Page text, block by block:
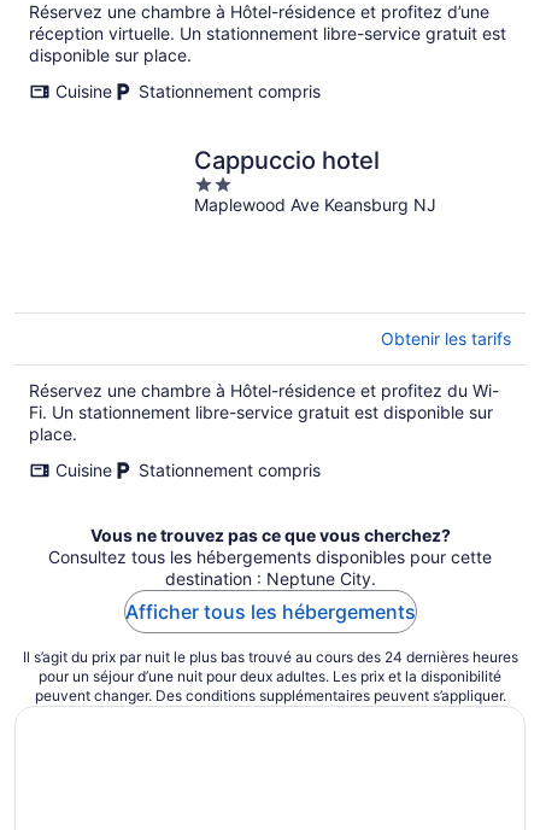
Réservez une chambre à Hôtel-résidence et profitez d’une
réception virtuelle. Un stationnement libre-service gratuit est
disponible sur place.
Cuisine
Stationnement compris
Cappuccio hotel
2
out
Maplewood Ave Keansburg NJ
Obtenir les tarifs
Réservez une chambre à Hôtel-résidence et profitez du Wi-
Fi. Un stationnement libre-service gratuit est disponible sur
place.
Cuisine
Stationnement compris
Vous ne trouvez pas ce que vous cherchez?
Consultez tous les hébergements disponibles pour cette
destination : Neptune City.
Afficher tous les hébergements
Il s’agit du prix par nuit le plus bas trouvé au cours des 24 dernières heures
pour un séjour d’une nuit pour deux adultes. Les prix et la disponibilité
peuvent changer. Des conditions supplémentaires peuvent s’appliquer.